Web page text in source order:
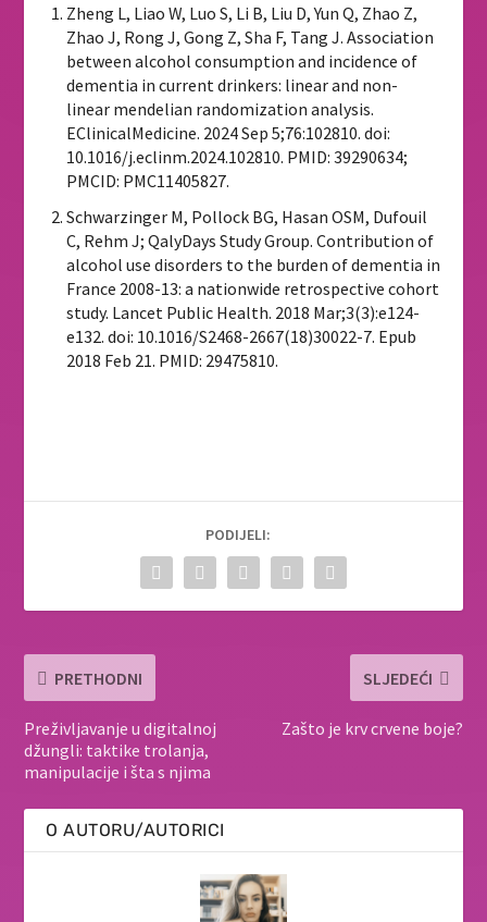
Zheng L, Liao W, Luo S, Li B, Liu D, Yun Q, Zhao Z,
Zhao J, Rong J, Gong Z, Sha F, Tang J. Association
between alcohol consumption and incidence of
dementia in current drinkers: linear and non-
linear mendelian randomization analysis.
EClinicalMedicine. 2024 Sep 5;76:102810. doi:
10.1016/j.eclinm.2024.102810. PMID: 39290634;
PMCID: PMC11405827.
Schwarzinger M, Pollock BG, Hasan OSM, Dufouil
C, Rehm J; QalyDays Study Group. Contribution of
alcohol use disorders to the burden of dementia in
France 2008-13: a nationwide retrospective cohort
study. Lancet Public Health. 2018 Mar;3(3):e124-
e132. doi: 10.1016/S2468-2667(18)30022-7. Epub
2018 Feb 21. PMID: 29475810.
PODIJELI:
PRETHODNI
Preživljavanje u digitalnoj
džungli: taktike trolanja,
manipulacije i šta s njima
SLJEDEĆI
Zašto je krv crvene boje?
O AUTORU/AUTORICI